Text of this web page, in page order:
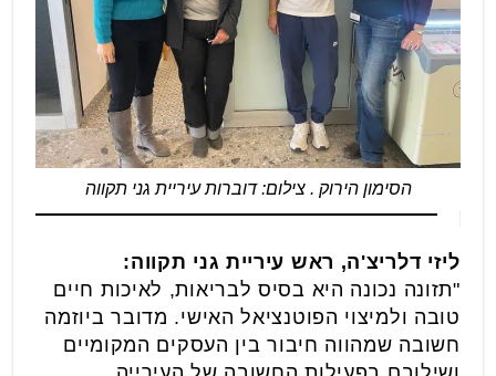
הסימון הירוק . צילום: דוברות עיריית גני תקווה
ליזי דלריצ'ה, ראש עיריית גני תקווה:
"תזונה נכונה היא בסיס לבריאות, לאיכות חיים
טובה ולמיצוי הפוטנציאל האישי. מדובר ביוזמה
חשובה שמהווה חיבור בין העסקים המקומיים